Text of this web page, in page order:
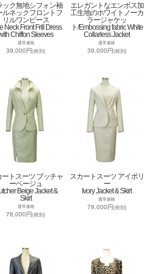
ック無地シフォン袖
ルネックフロントフ
リルワンピース
Neck Front Frill Dress
Chiffon Sleeves
通常価格
39,000円(税別)
エレガントなエンボス加
工生地のホワイトノーカ
ラージャケッ
ト/Embossing fabric White
Collarless Jacket
通常価格
39,000円(税別)
ートスーツ ブッチャ
ーベージュ
Beige Jacket &
Skirt
通常価格
78,000円(税別)
スカートスーツ アイボリ
ー
Ivory Jacket & Skirt
通常価格
78,000円(税別)